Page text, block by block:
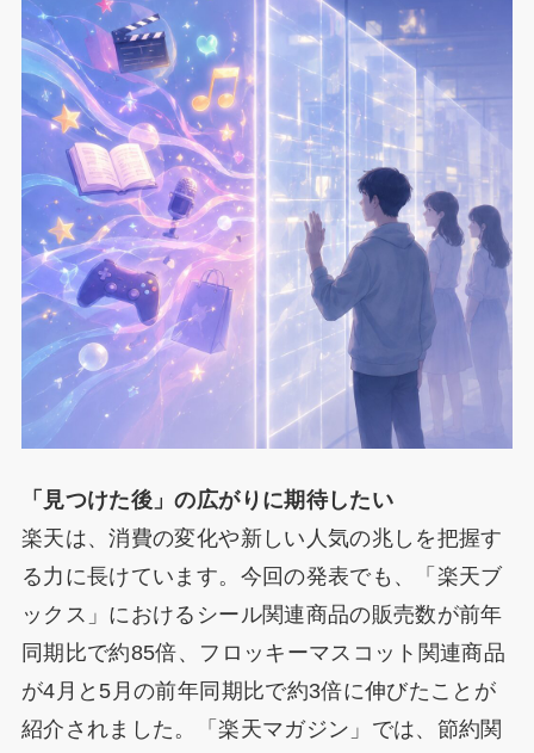
「見つけた後」の広がりに期待したい
楽天は、消費の変化や新しい人気の兆しを把握す
る力に長けています。今回の発表でも、「楽天ブ
ックス」におけるシール関連商品の販売数が前年
同期比で約85倍、フロッキーマスコット関連商品
が4月と5月の前年同期比で約3倍に伸びたことが
紹介されました。「楽天マガジン」では、節約関